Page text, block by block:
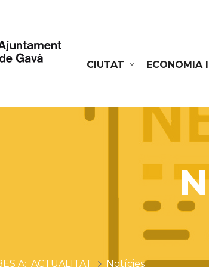
CIUTAT
ECONOMIA
ACTUALITAT Notícies